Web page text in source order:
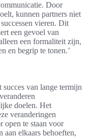
Door
kunnen partners niet
vieren. Dit
een gevoel van
een formaliteit zijn,
en begrip te tonen.’
van lange termijn
doelen. Het
veranderingen
open te staan voor
aan elkaars behoeften,